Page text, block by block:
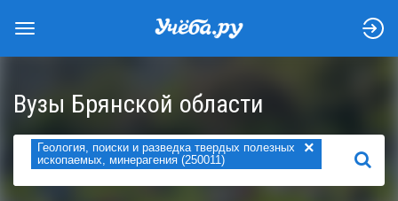
Вузы Брянской области
Геология, поиски и разведка твердых полезных
ископаемых, минерагения (250011)
×
НАЙТИ